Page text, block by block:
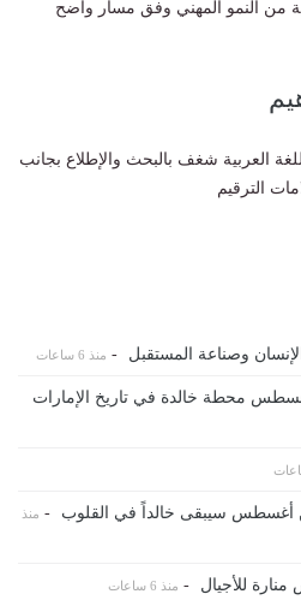
من النمو المهني وفق مسار واضح
العربية شغف بالبحث والإطلاع بجانب
الترقيم
- منذ 6 ساعات
محطة خالدة في تاريخ الإمارات
أغسطس سيبقى خالداً في القلوب - منذ
للأجيال - منذ 6 ساعات